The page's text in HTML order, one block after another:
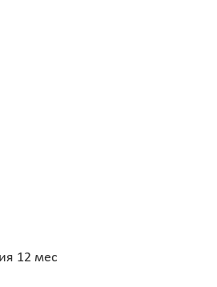
12 мес